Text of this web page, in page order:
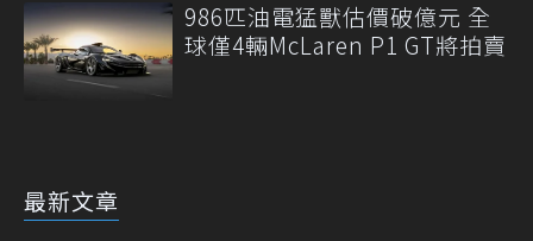
986匹油電猛獸估價破億元 全
球僅4輛McLaren P1 GT將拍賣
最新文章